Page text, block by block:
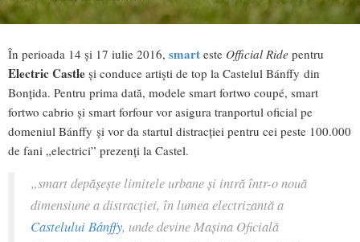
În perioada 14 şi 17 iulie 2016, smart este Official Ride pentru
Electric Castle şi conduce artişti de top la Castelul Bánffy din
Bonţida. Pentru prima dată, modele smart fortwo coupé, smart
fortwo cabrio şi smart forfour vor asigura tranportul oficial pe
domeniul Bánffy şi vor da startul distracţiei pentru cei peste 100.000
de fani „electrici” prezenţi la Castel.
„smart depăşeşte limitele urbane şi intră într-o nouă
dimensiune a distracţiei, în lumea electrizantă a
Castelului Bánffy, unde devine Maşina Oficială